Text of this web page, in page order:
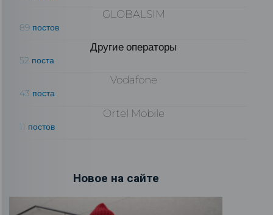
GLOBALSIM
89 постов
Другие операторы
52 поста
Vodafone
43 поста
Ortel Mobile
11 постов
Новое на сайте